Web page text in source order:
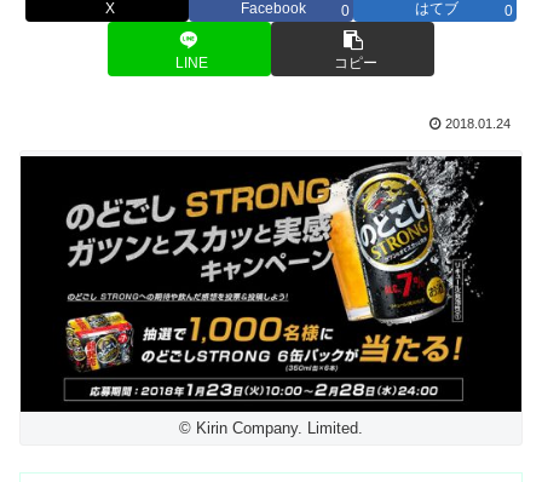
X Facebook 0 はてブ 0
LINE コピー
2018.01.24
© Kirin Company. Limited.